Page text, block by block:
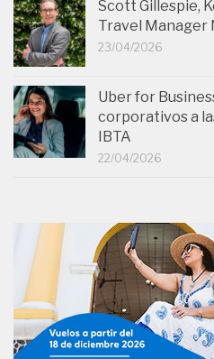
Scott Gillespie,
Travel Manager
23/04/2026
Uber for
corporativos a
IBTA
22/04/2026